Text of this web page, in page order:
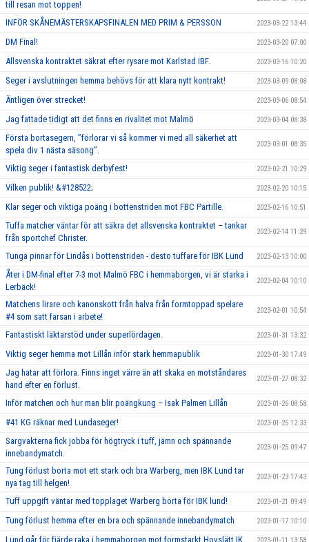
till resan mot toppen!
INFÖR SKÅNEMÄSTERSKAPSFINALEN MED PRIM & PERSSON 2023-03-22 13:44
DM Final! 2023-03-20 07:00
Allsvenska kontraktet säkrat efter rysare mot Karlstad IBF. 2023-03-16 10:20
Seger i avslutningen hemma behövs för att klara nytt kontrakt! 2023-03-09 08:08
Äntligen över strecket! 2023-03-06 08:54
Jag fattade tidigt att det finns en rivalitet mot Malmö 2023-03-04 08:38
Första bortasegern, ’’förlorar vi så kommer vi med all säkerhet att
spela div 1 nästa säsong’’.
2023-03-01 08:35
Viktig seger i fantastisk derbyfest! 2023-02-21 10:29
Vilken publik! &#128522; 2023-02-20 10:15
Klar seger och viktiga poäng i bottenstriden mot FBC Partille. 2023-02-16 10:51
Tuffa matcher väntar för att säkra det allsvenska kontraktet – tankar
från sportchef Christer.
2023-02-14 11:29
Tunga pinnar för Lindås i bottenstriden - desto tuffare för IBK Lund 2023-02-13 10:00
Åter i DM-final efter 7-3 mot Malmö FBC i hemmaborgen, vi är starka i
Lerbäck!
2023-02-04 10:10
Matchens lirare och kanonskott från halva från formtoppad spelare
#4 som satt farsan i arbete!
2023-02-01 10:54
Fantastiskt läktarstöd under superlördagen. 2023-01-31 13:32
Viktig seger hemma mot Lillån inför stark hemmapublik 2023-01-30 17:49
Jag hatar att förlora. Finns inget värre än att skaka en motståndares
hand efter en förlust.
2023-01-27 08:32
Inför matchen och hur man blir poängkung – Isak Palmen Lillån 2023-01-26 08:58
#41 KG räknar med Lundaseger! 2023-01-25 12:33
Sargvakterna fick jobba för högtryck i tuff, jämn och spännande
innebandymatch.
2023-01-25 09:47
Tung förlust borta mot ett stark och bra Warberg, men IBK Lund tar
nya tag till helgen!
2023-01-23 17:43
Tuff uppgift väntar med topplaget Warberg borta för IBK lund! 2023-01-21 09:49
Tung förlust hemma efter en bra och spännande innebandymatch 2023-01-17 10:10
Lund går för fjärde raka i hemmaborgen mot formstarkt Hovslätt IK